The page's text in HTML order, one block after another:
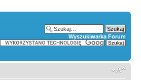
Wyszukiwarka Forum